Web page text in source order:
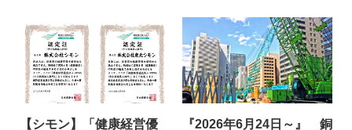
【シモン】「健康経営優
『2026年6月24日～』 銅